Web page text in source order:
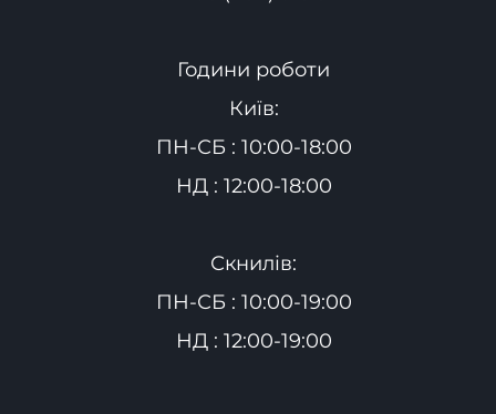
Години роботи
Київ:
ПН-СБ : 10:00-18:00
НД : 12:00-18:00
Скнилів:
ПН-СБ : 10:00-19:00
НД : 12:00-19:00